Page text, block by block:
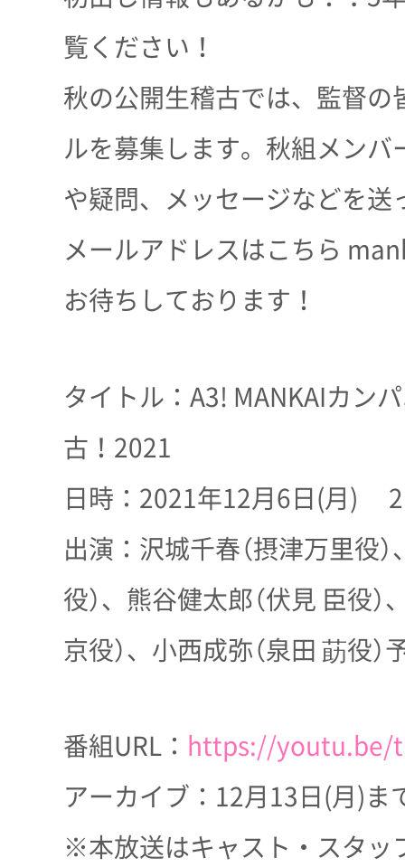
覧ください！
秋の公開生稽古では、監督の
ルを募集します。秋組メンバ
や疑問、メッセージなどを送
メールアドレスはこちら
お待ちしております！
タイトル：A3! MANKAIカン
古！2021
日時：2021年12月6日(月)
出演：沢城千春（摂津万里役
役）、熊谷健太郎（伏見 臣役）
京役）、小西成弥（泉田 莇役）
番組URL： https://youtu.be/
アーカイブ：12月13日(月)ま
※本放送はキャスト・スタッ